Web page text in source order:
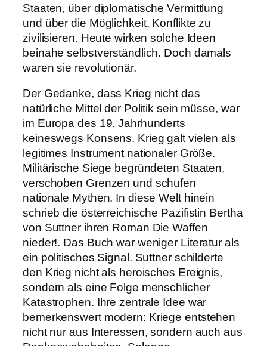
Staaten, über diplomatische Vermittlung
und über die Möglichkeit, Konflikte zu
zivilisieren. Heute wirken solche Ideen
beinahe selbstverständlich. Doch damals
waren sie revolutionär.
Der Gedanke, dass Krieg nicht das
natürliche Mittel der Politik sein müsse, war
im Europa des 19. Jahrhunderts
keineswegs Konsens. Krieg galt vielen als
legitimes Instrument nationaler Größe.
Militärische Siege begründeten Staaten,
verschoben Grenzen und schufen
nationale Mythen. In diese Welt hinein
schrieb die österreichische Pazifistin Bertha
von Suttner ihren Roman Die Waffen
nieder!. Das Buch war weniger Literatur als
ein politisches Signal. Suttner schilderte
den Krieg nicht als heroisches Ereignis,
sondern als eine Folge menschlicher
Katastrophen. Ihre zentrale Idee war
bemerkenswert modern: Kriege entstehen
nicht nur aus Interessen, sondern auch aus